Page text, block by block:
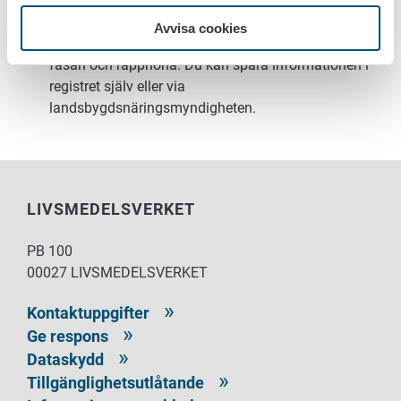
Avvisa cookies
Ett nytt alternativ till verksamhetsform, kläckning,
fasan och rapphöna. Du kan spara informationen i
registret själv eller via
landsbygdsnäringsmyndigheten.
LIVSMEDELSVERKET
PB 100
00027 LIVSMEDELSVERKET
Kontaktuppgifter
Ge respons
Dataskydd
Tillgänglighetsutlåtande